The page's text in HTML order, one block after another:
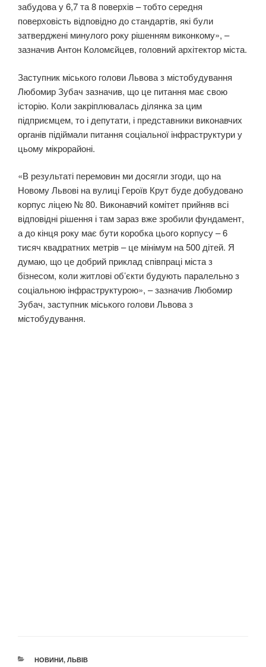
забудова у 6,7 та 8 поверхів – тобто середня
поверховість відповідно до стандартів, які були
затверджені минулого року рішенням виконкому», –
зазначив Антон Коломєйцев, головний архітектор міста.
Заступник міського голови Львова з містобудування
Любомир Зубач зазначив, що це питання має свою
історію. Коли закріплювалась ділянка за цим
підприємцем, то і депутати, і представники виконавчих
органів підіймали питання соціальної інфраструктури у
цьому мікрорайоні.
«В результаті перемовин ми досягли згоди, що на
Новому Львові на вулиці Героїв Крут буде добудовано
корпус ліцею № 80. Виконавчий комітет прийняв всі
відповідні рішення і там зараз вже зробили фундамент,
а до кінця року має бути коробка цього корпусу – 6
тисяч квадратних метрів – це мінімум на 500 дітей. Я
думаю, що це добрий приклад співпраці міста з
бізнесом, коли житлові об’єкти будують паралельно з
соціальною інфраструктурою», – зазначив Любомир
Зубач, заступник міського голови Львова з
містобудування.
КАТЕГОРІЇ
НОВИНИ, ЛЬВІВ